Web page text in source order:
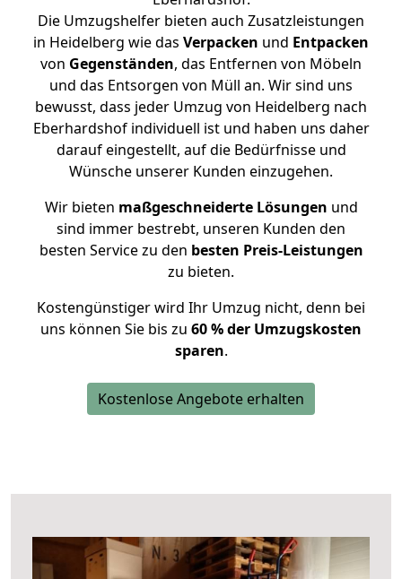
Die Umzugshelfer bieten auch Zusatzleistungen
in Heidelberg wie das Verpacken und Entpacken
von Gegenständen, das Entfernen von Möbeln
und das Entsorgen von Müll an. Wir sind uns
bewusst, dass jeder Umzug von Heidelberg nach
Eberhardshof individuell ist und haben uns daher
darauf eingestellt, auf die Bedürfnisse und
Wünsche unserer Kunden einzugehen.
Wir bieten maßgeschneiderte Lösungen und
sind immer bestrebt, unseren Kunden den
besten Service zu den besten Preis-Leistungen
zu bieten.
Kostengünstiger wird Ihr Umzug nicht, denn bei
uns können Sie bis zu 60 % der Umzugskosten
sparen.
Kostenlose Angebote erhalten